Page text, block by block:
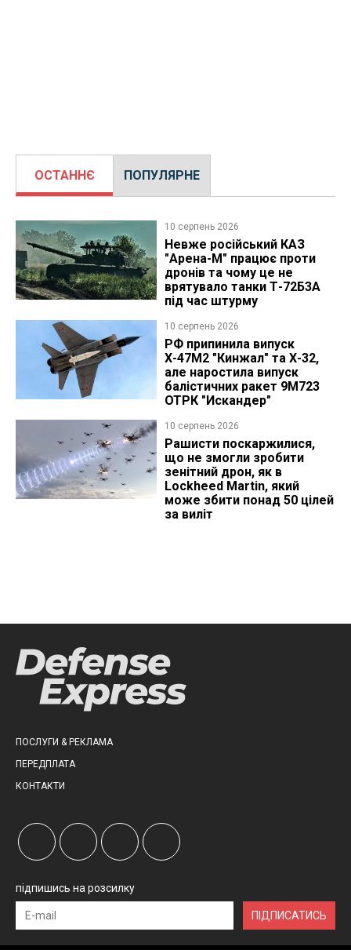
ОСТАННЄ ПОПУЛЯРНЕ
10 серпень 2026
Невже російський КАЗ
"Арена-М" працює проти
дронів та чому це не
врятувало танки Т-72Б3А
під час штурму
10 серпень 2026
РФ припинила випуск
Х-47М2 "Кинжал" та Х-32,
але наростила випуск
балістичних ракет 9М723
ОТРК "Искандер"
10 серпень 2026
Рашисти поскаржилися,
що не змогли зробити
зенітний дрон, як в
Lockheed Martin, який
може збити понад 50 цілей
за виліт
ПОСЛУГИ & РЕКЛАМА
ПЕРЕДПЛАТА
КОНТАКТИ
підпишись на розсилку
ПІДПИСАТИСЬ